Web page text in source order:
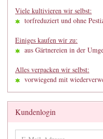
Viele kultivieren wir selbst:
torfreduziert und ohne
Einiges kaufen wir zu:
aus Gärtnereien in der
Alles verpacken wir selbst:
vorwiegend mit
Kundenlogin